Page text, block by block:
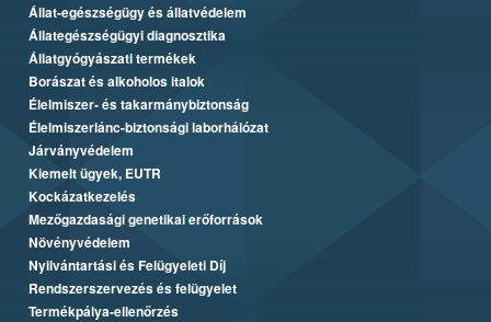
Állat-egészségügy és állatvédelem
Állategészségügyi diagnosztika
Állatgyógyászati termékek
Borászat és alkoholos italok
Élelmiszer- és takarmánybiztonság
Élelmiszerlánc-biztonsági laborhálózat
Járványvédelem
Kiemelt ügyek, EUTR
Kockázatkezelés
Mezőgazdasági genetikai erőforrások
Növényvédelem
Nyilvántartási és Felügyeleti Díj
Rendszerszervezés és felügyelet
Termékpálya-ellenőrzés